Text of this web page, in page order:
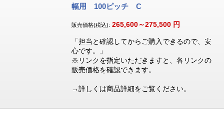
幅用 100ピッチ C
販売価格(税込): 265,600～275,500 円
「担当と確認してからご購入できるので、安
心です。」
※リンクを指定いただきますと、各リンクの
販売価格を確認できます。
→詳しくは商品詳細をご覧ください。